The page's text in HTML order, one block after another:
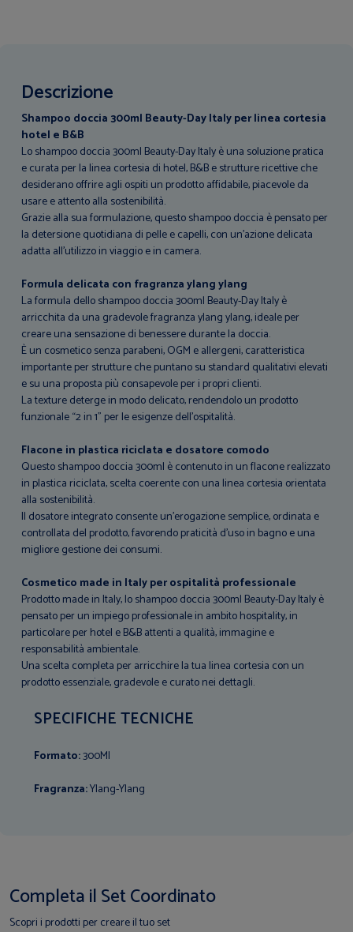
Descrizione
Shampoo doccia 300ml Beauty-Day Italy per linea cortesia
hotel e B&B
Lo shampoo doccia 300ml Beauty-Day Italy è una soluzione pratica
e curata per la linea cortesia di hotel, B&B e strutture ricettive che
desiderano offrire agli ospiti un prodotto affidabile, piacevole da
usare e attento alla sostenibilità.
Grazie alla sua formulazione, questo shampoo doccia è pensato per
la detersione quotidiana di pelle e capelli, con un’azione delicata
adatta all’utilizzo in viaggio e in camera.
Formula delicata con fragranza ylang ylang
La formula dello shampoo doccia 300ml Beauty-Day Italy è
arricchita da una gradevole fragranza ylang ylang, ideale per
creare una sensazione di benessere durante la doccia.
È un cosmetico senza parabeni, OGM e allergeni, caratteristica
importante per strutture che puntano su standard qualitativi elevati
e su una proposta più consapevole per i propri clienti.
La texture deterge in modo delicato, rendendolo un prodotto
funzionale “2 in 1” per le esigenze dell’ospitalità.
Flacone in plastica riciclata e dosatore comodo
Questo shampoo doccia 300ml è contenuto in un flacone realizzato
in plastica riciclata, scelta coerente con una linea cortesia orientata
alla sostenibilità.
Il dosatore integrato consente un’erogazione semplice, ordinata e
controllata del prodotto, favorendo praticità d’uso in bagno e una
migliore gestione dei consumi.
Cosmetico made in Italy per ospitalità professionale
Prodotto made in Italy, lo shampoo doccia 300ml Beauty-Day Italy è
pensato per un impiego professionale in ambito hospitality, in
particolare per hotel e B&B attenti a qualità, immagine e
responsabilità ambientale.
Una scelta completa per arricchire la tua linea cortesia con un
prodotto essenziale, gradevole e curato nei dettagli.
SPECIFICHE TECNICHE
Formato:300Ml
Fragranza:Ylang-Ylang
Completa il Set Coordinato
Scopri i prodotti per creare il tuo set